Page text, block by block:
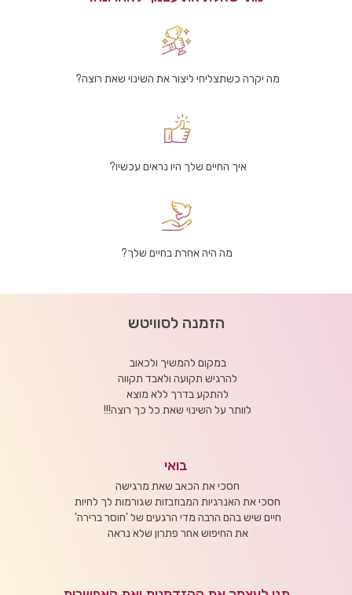
מה יקרה כשתצליחי ליצור את השינוי שאת רוצה?
איך החיים שלך היו נראים עכשיו?
מה היה אחרת בחיים שלך?
הזמנה לסוויטש
במקום להמשיך ולכאוב
להרגיש תקועה ולאבד תקווה
להתקע בדרך ללא מוצא
לוותר על השינוי שאת כל כך רוצה!!!
בואי
חסכי את הכאב שאת מרגישה
חסכי את האנרגיות המבוזבזות שגורמות לך לחיות
חיים שיש בהם הרבה מדי הרגעים של 'חוסר ברירה'
את החיפוש אחר פתרון שלא נראה